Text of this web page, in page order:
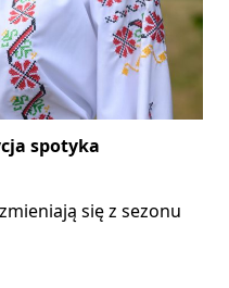
spotyka
się z sezonu